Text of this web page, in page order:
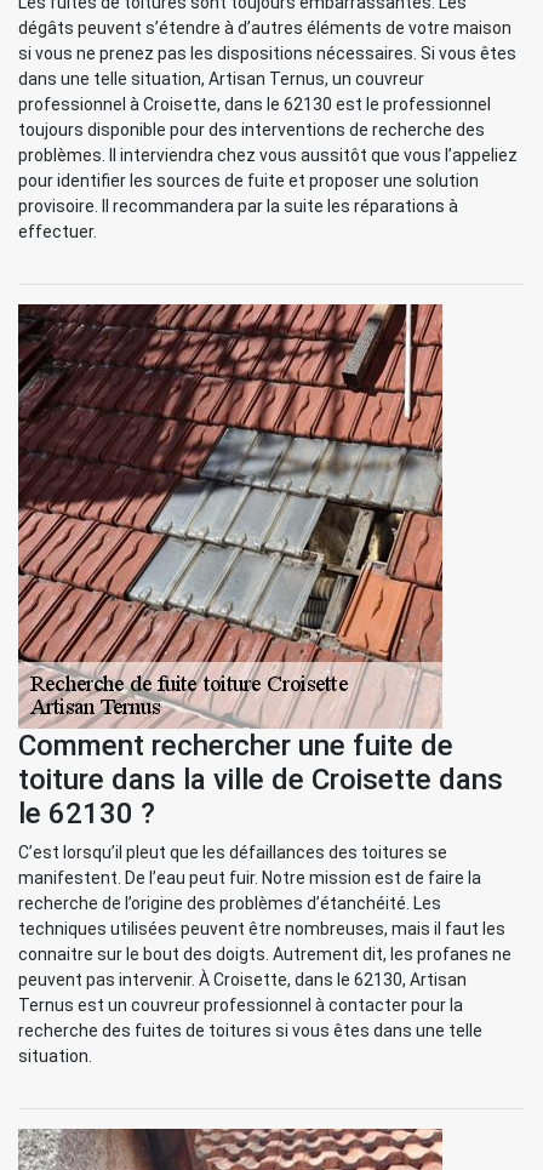
dégâts peuvent s’étendre à d’autres éléments de votre maison
si vous ne prenez pas les dispositions nécessaires. Si vous êtes
dans une telle situation, Artisan Ternus, un couvreur
professionnel à Croisette, dans le 62130 est le professionnel
toujours disponible pour des interventions de recherche des
problèmes. Il interviendra chez vous aussitôt que vous l’appeliez
pour identifier les sources de fuite et proposer une solution
provisoire. Il recommandera par la suite les réparations à
effectuer.
Comment rechercher une fuite de
toiture dans la ville de Croisette dans
le 62130 ?
C’est lorsqu’il pleut que les défaillances des toitures se
manifestent. De l’eau peut fuir. Notre mission est de faire la
recherche de l’origine des problèmes d’étanchéité. Les
techniques utilisées peuvent être nombreuses, mais il faut les
connaitre sur le bout des doigts. Autrement dit, les profanes ne
peuvent pas intervenir. À Croisette, dans le 62130, Artisan
Ternus est un couvreur professionnel à contacter pour la
recherche des fuites de toitures si vous êtes dans une telle
situation.